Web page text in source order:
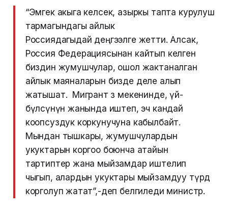
“Эмгек акыга келсек, азыркы тапта курулуш
тармагындагы айлык
Россиядагыдай деңгээлге жетти. Алсак,
Россия Федерациясынан кайтып келген
биздин жумушчулар, ошол жактаналган
айлык маяналарын бизде деле алып
жатышат. Мигрант өз мекенинде, үй-
бүлөсүнүн жанында иштеп, эч кандай
коопсуздук коркунучуна кабылбайт.
Мындан тышкары, жумушчулардын
укуктарын коргоо боюнча атайын
тартиптер жана мыйзамдар иштелип
чыгып, алардын укуктары мыйзамдуу түрдө
корголуп жатат”,-деп белгиледи министр.